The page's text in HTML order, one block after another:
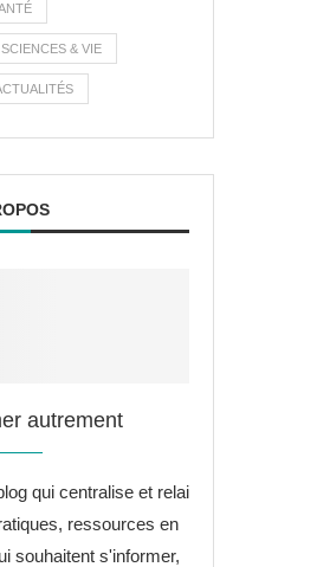
SCIENCES & VIE
autrement
qui centralise et relai
ressources en
souhaitent s'informer,